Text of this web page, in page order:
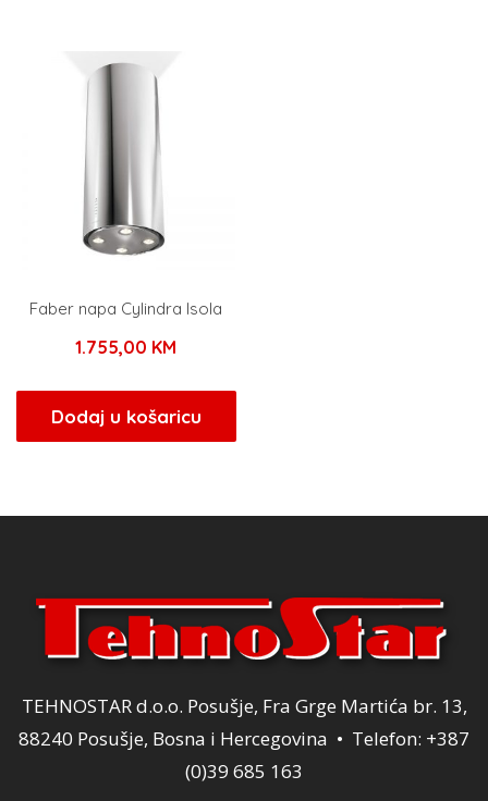
Faber napa Cylindra Isola
1.755,00 KM
Dodaj u košaricu
TEHNOSTAR d.o.o. Posušje, Fra Grge Martića br. 13,
88240 Posušje, Bosna i Hercegovina • Telefon: +387
(0)39 685 163